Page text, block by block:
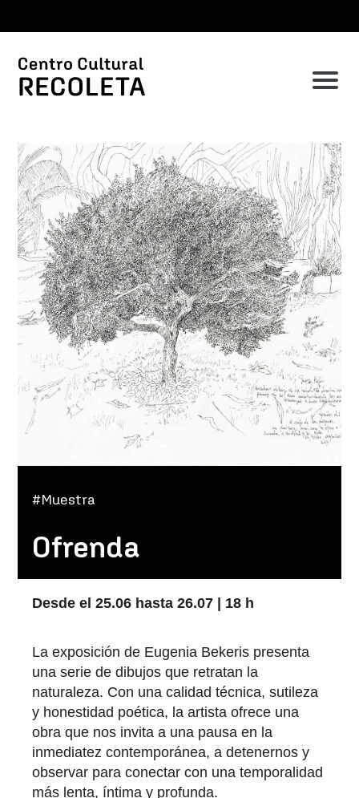
#Muestra
Ofrenda
Desde el 25.06 hasta 26.07 | 18 h
La exposición de Eugenia Bekeris presenta
una serie de dibujos que retratan la
naturaleza. Con una calidad técnica, sutileza
y honestidad poética, la artista ofrece una
obra que nos invita a una pausa en la
inmediatez contemporánea, a detenernos y
observar para conectar con una temporalidad
más lenta, íntima y profunda.